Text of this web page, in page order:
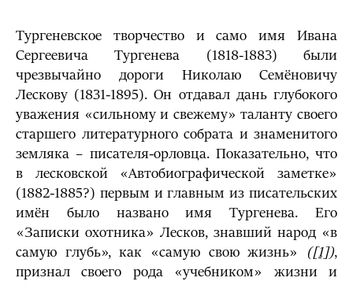
Тургеневское творчество и само имя Ивана
Сергеевича Тургенева (1818-1883) были
чрезвычайно дороги Николаю Семёновичу
Лескову (1831-1895). Он отдавал дань глубокого
уважения «сильному и свежему» таланту своего
старшего литературного собрата и знаменитого
земляка – писателя-орловца. Показательно, что
в лесковской «Автобиогра­фической заметке»
(1882-1885?) первым и главным из писатель­ских
имён было названо имя Тургенева. Его
«Записки охотника» Лесков, знавший народ «в
самую глубь», как «самую свою жизнь» ([1]),
признал своего рода «учебни­ком» жизни и